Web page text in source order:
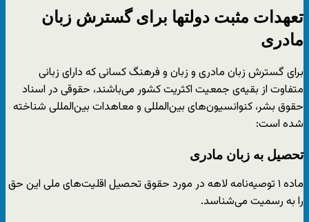
تعهدات مثبت دولتها برای گسترش زبان
مادری
برای گسترش زبان مادری و زبان و فرهنگ کسانی که دارای زبانی
متفاوت از بقیه‌ی جمعیت اکثریت کشور می‌باشند، حقوقی در اسناد
حقوق بشر، کنوانسیون‌های بین‌المللی و معاهدات بین‌المللی شناخته
شده است:
تحصیل به زبان مادری
ماده ۱ توصیه‌نامه لاهه در مورد حقوق تحصیل اقلیت‌های ملی این حق
را به رسمیت می‌شناسد.